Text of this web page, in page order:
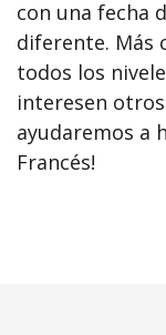
con una fecha
diferente. Más
todos los
interesen otros
ayudaremos a
Francés!